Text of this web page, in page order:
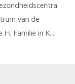
van de
H. Familie in K...